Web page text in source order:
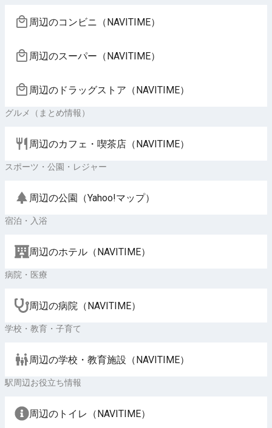
周辺のコンビニ（NAVITIME）
周辺のスーパー（NAVITIME）
周辺のドラッグストア（NAVITIME）
グルメ（まとめ情報）
周辺のカフェ・喫茶店（NAVITIME）
スポーツ・公園・レジャー
周辺の公園（Yahoo!マップ）
宿泊・入浴
周辺のホテル（NAVITIME）
病院・医療
周辺の病院（NAVITIME）
学校・教育・子育て
周辺の学校・教育施設（NAVITIME）
駅周辺お役立ち情報
周辺のトイレ（NAVITIME）